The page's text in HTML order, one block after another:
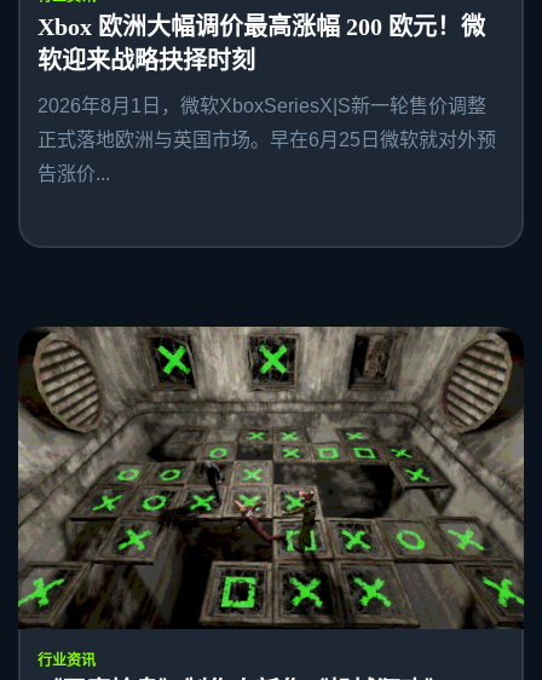
Xbox 欧洲大幅调价最高涨幅 200 欧元！微
软迎来战略抉择时刻
2026年8月1日，微软XboxSeriesX|S新一轮售价调整
正式落地欧洲与英国市场。早在6月25日微软就对外预
告涨价...
行业资讯